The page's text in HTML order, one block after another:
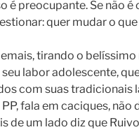
é preocupante. Se não
quer mudar o
tirando o belíssimo
labor adolescente,
com suas tradicionais
fala em caciques,
de um lado diz que